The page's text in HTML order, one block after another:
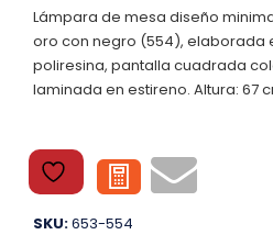
Lámpara de mesa diseño
oro con negro (554), elaborada
poliresina, pantalla cuadrada
laminada en estireno. Altura: 67
SKU:653-554